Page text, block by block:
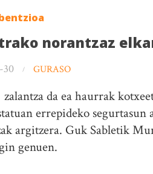
norantzaz
30 GURASO
da ea haurrak
errepideko segurtasun
argitzera. Guk Sabletik
genuen.